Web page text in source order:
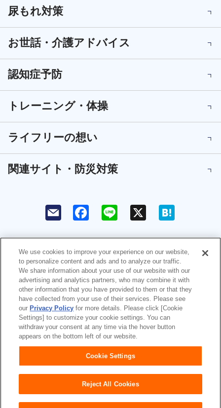
尿もれ対策
お世話・介護アドバイス
認知症予防
トレーニング・体操
ライフリーの想い
関連サイト・防災対策
b
o
k
n
ユニ・チャームHOME お問い合わせ
ウェブサイト利用規約 プライバシーポリシー
公式アカウント コミュニティガイ
ドライン
障がいの表記について
We use cookies to improve your experience on our website,
to personalize content and ads and to analyze our traffic.
We share information about your use of our website with our
advertising and analytics partners, who may combine it with
other information that you have provided to them or that they
have collected from your use of their services. Please see
our Privacy Policy for more details. Please click [Cookie
Settings] to customize your cookie settings. You can
withdraw your consent at any time via the hover button
appears on the bottom left of our website.
Cookie Settings
Reject All Cookies